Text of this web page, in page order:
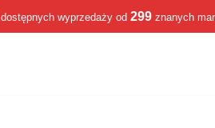
dostępnych wyprzedaży od 299 znanych